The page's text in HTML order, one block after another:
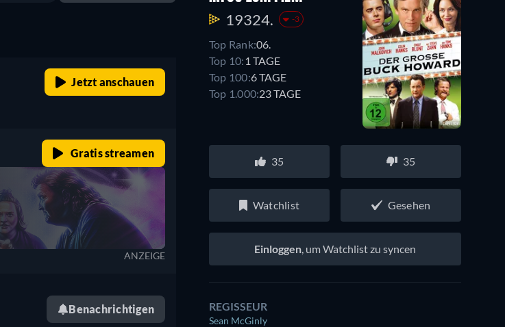
Jetzt anschauen
Gratis streamen
ANZEIGE
Benachrichtigen
19324. -3
Top Rank:06.
Top 10: 1 TAGE
Top 100:6 TAGE
Top 1.000:23 TAGE
35 35
Watchlist Gesehen
Einloggen, um Watchlist zu syncen
REGISSEUR
Sean McGinly